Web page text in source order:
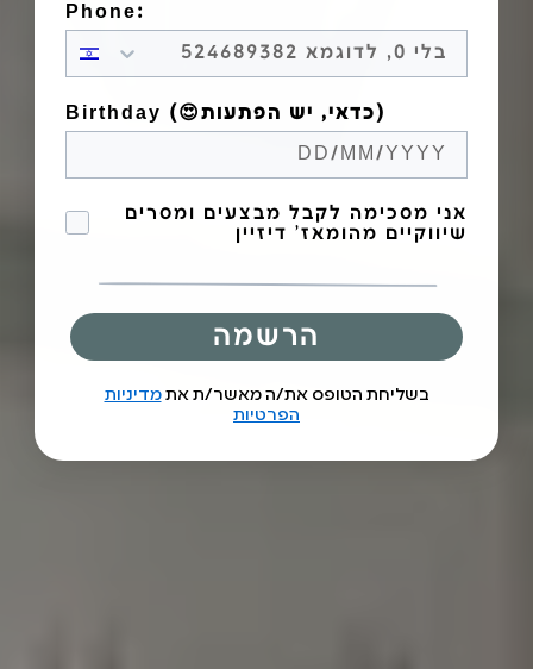
Phone:
Birthday (😍כדאי, יש הפתעות)
הסכמה לקבל מבצעים
אני מסכימה לקבל מבצעים ומסרים
שיווקיים מהומאז' דיזיין
הרשמה
בשליחת הטופס את/ה מאשר/ת אתמדיניות
הפרטיות